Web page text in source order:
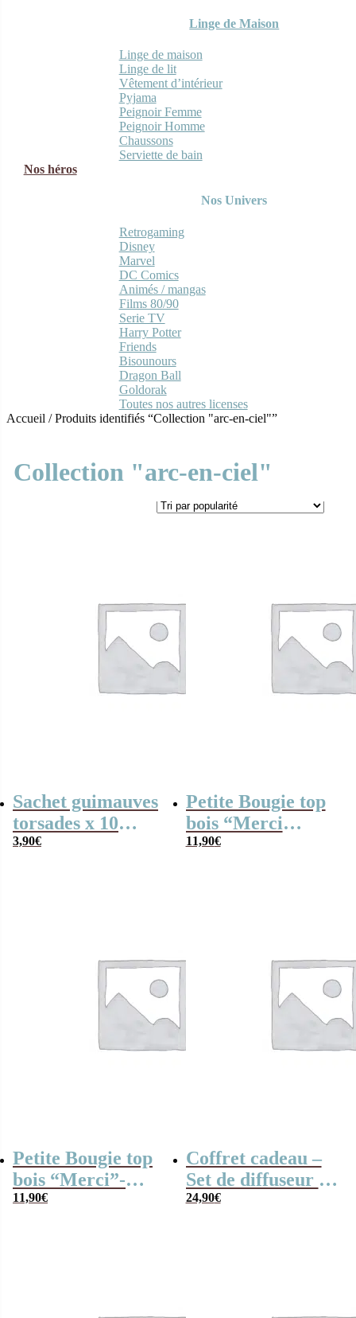
Linge de Maison
Linge de maison
Linge de lit
Vêtement d’intérieur
Pyjama
Peignoir Femme
Peignoir Homme
Chaussons
Serviette de bain
Nos héros
Nos Univers
Retrogaming
Disney
Marvel
DC Comics
Animés / mangas
Films 80/90
Serie TV
Harry Potter
Friends
Bisounours
Dragon Ball
Goldorak
Toutes nos autres licenses
Accueil /Produits identifiés “Collection "arc-en-ciel"”
Collection "arc-en-ciel"
Sachet guimauves
torsades x 10
“Merci”-
3,90€
Petite Bougie top
bois “Merci
nounou”-
11,90€
Petite Bougie top
bois “Merci”-
collection Arc-en-
11,90€
Coffret cadeau –
Set de diffuseur de
parfum + Bougie –
24,90€